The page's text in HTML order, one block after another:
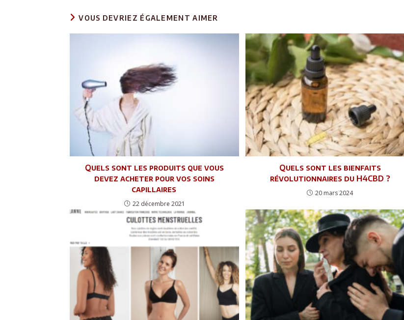
VOUS DEVRIEZ ÉGALEMENT AIMER
Quels sont les produits que vous
devez acheter pour vos soins
capillaires
22 décembre 2021
Quels sont les bienfaits
révolutionnaires du H4CBD ?
20 mars 2024